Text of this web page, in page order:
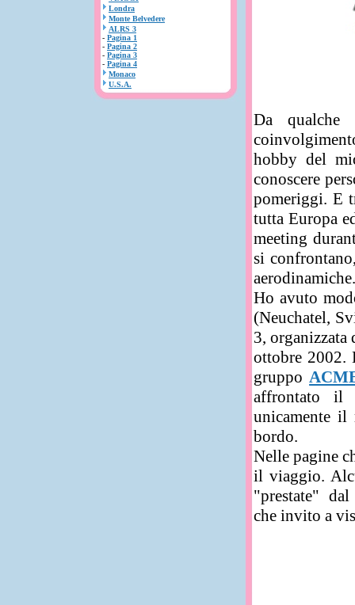
Londra
Monte Belvedere
ALRS 3
- Pagina 1
- Pagina 2
- Pagina 3
- Pagina 4
Monaco
U.S.A.
Da qualche
hobby del
conoscere
pomeriggi. E
tutta Europa
meeting
si
aerodinamiche.
Ho avuto
(Neuchatel,
3,
ottobre 2002.
gruppo
affrontato il
unicamente
bordo.
Nelle pagine
il viaggio.
"prestate"
che invito a